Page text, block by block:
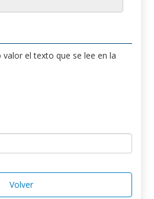
el texto que se lee en la
Volver